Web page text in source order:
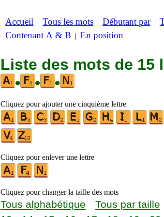
Accueil | Tous les mots | Débutant par|
Contenant A & B | En position
Liste des mots de 15
•
• •
Cliquez pour ajouter une cinquième lettre
Cliquez pour enlever une lettre
Cliquez pour changer la taille des mots
Tous alphabétique Tous par taille